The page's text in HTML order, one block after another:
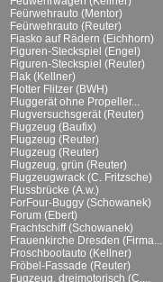
Feürwehrauto (Mentor)
Feürwehrauto (Reuter)
Fiasko auf Rädern (Eichhorn)
Figuren-Steckspiel (Engel)
Figuren-Steckspiel (Reuter)
Flak (Kellner)
Flotter Flitzer (BWH)
Fluggerät ohne Propeller...
Flugversuchsgerät (Reuter)
Flugzeug (Baufix)
Flugzeug (Reuter)
Flugzeug (Reuter)
Flugzeug, grün (Reuter)
Flugzeugwrack (C. Fritzsche)
Flussbrücke (A.w.)
ForFour-Buggy (Schowanek)
Forum (Ebert)
Frachtschiff (Schowanek)
Frauenkirche Dresden (Firma...
Froschbootauto (Kellner)
Fröbel-Fassade (Reuter)
Fugzeug, dreimotorisch (C....